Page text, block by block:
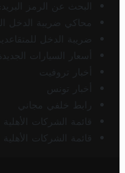
البحث عن الرمز
محاكي ضريبة الدخل
ضريبة الدخل
أسعار السيارات
أخبار تروفيت
أخبار تونس
رابط خلفي مجاني
قائمة الشركات الأهلية
قائمة الشركات الأهلية